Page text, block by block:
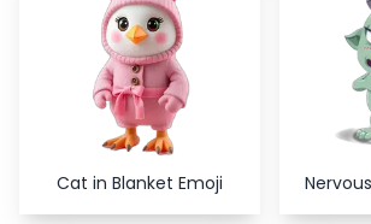
Cat in Blanket Emoji